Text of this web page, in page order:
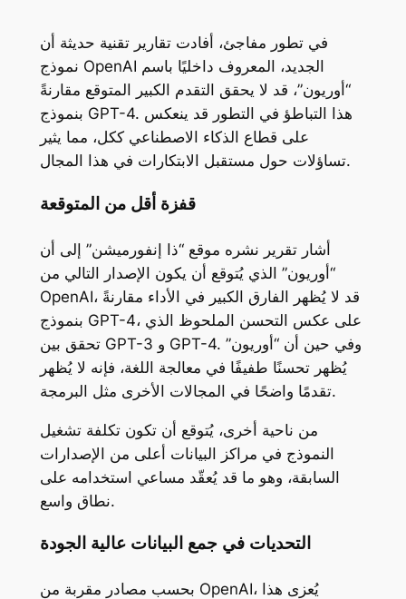
في تطور مفاجئ، أفادت تقارير تقنية حديثة أن
نموذج OpenAI الجديد، المعروف داخليًا باسم
“أوريون”، قد لا يحقق التقدم الكبير المتوقع مقارنةً
بنموذج GPT-4. هذا التباطؤ في التطور قد ينعكس
على قطاع الذكاء الاصطناعي ككل، مما يثير
تساؤلات حول مستقبل الابتكارات في هذا المجال.
قفزة أقل من المتوقعة
أشار تقرير نشره موقع “ذا إنفورميشن” إلى أن
“أوريون” الذي يُتوقع أن يكون الإصدار التالي من
OpenAI، قد لا يُظهر الفارق الكبير في الأداء مقارنةً
بنموذج GPT-4، على عكس التحسن الملحوظ الذي
تحقق بين GPT-3 و GPT-4. وفي حين أن “أوريون”
يُظهر تحسنًا طفيفًا في معالجة اللغة، فإنه لا يُظهر
تقدمًا واضحًا في المجالات الأخرى مثل البرمجة.
من ناحية أخرى، يُتوقع أن تكون تكلفة تشغيل
النموذج في مراكز البيانات أعلى من الإصدارات
السابقة، وهو ما قد يُعقّد مساعي استخدامه على
نطاق واسع.
التحديات في جمع البيانات عالية الجودة
بحسب مصادر مقربة من OpenAI، يُعزى هذا